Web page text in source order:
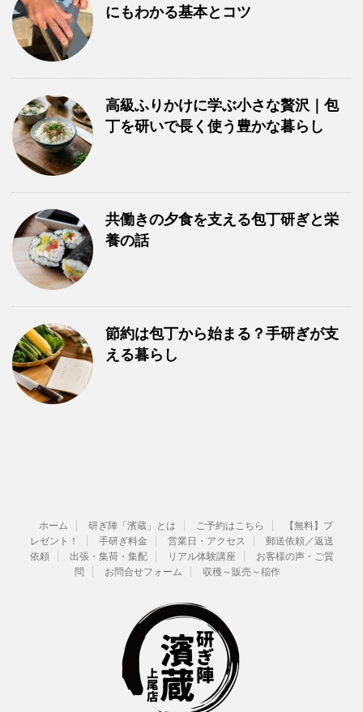
にもわかる基本とコツ
高級ふりかけに学ぶ小さな贅沢｜包
丁を研いで長く使う豊かな暮らし
共働きの夕食を支える包丁研ぎと栄
養の話
節約は包丁から始まる？手研ぎが支
える暮らし
ホーム 研ぎ陣「濱蔵」とは ご予約はこちら
【無料】プ
レゼント！
手研ぎ料金 営業日・アクセス
郵送依頼／返送
依頼
出張・集荷・集配 リアル体験講座
お客様の声・ご質
問
お問合せフォーム 収穫～販売～稲作